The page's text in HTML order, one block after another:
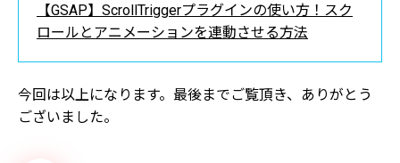
【GSAP】ScrollTriggerプラグインの使い方！スク
ロールとアニメーションを連動させる方法
今回は以上になります。最後までご覧頂き、ありがとう
ございました。